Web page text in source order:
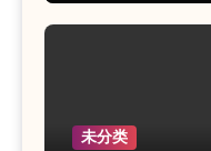
未分类